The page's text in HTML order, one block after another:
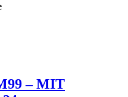
– MIT